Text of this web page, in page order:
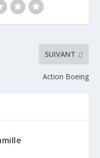
SUIVANT
Action Boeing